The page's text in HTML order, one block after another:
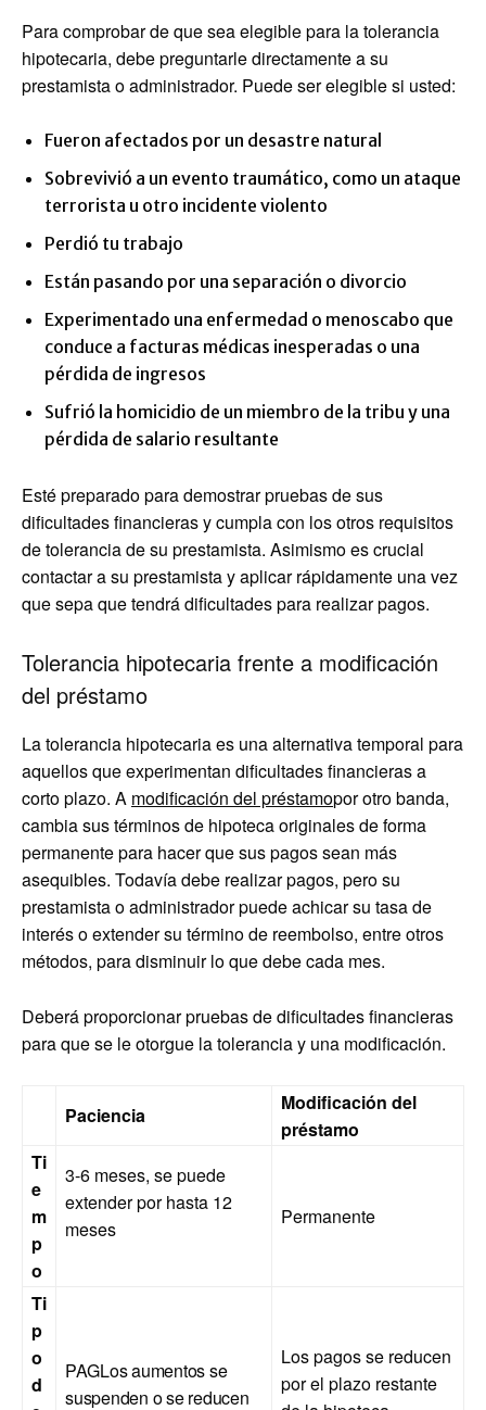
Para comprobar de que sea elegible para la tolerancia
hipotecaria, debe preguntarle directamente a su
prestamista o administrador. Puede ser elegible si usted:
Fueron afectados por un desastre natural
Sobrevivió a un evento traumático, como un ataque
terrorista u otro incidente violento
Perdió tu trabajo
Están pasando por una separación o divorcio
Experimentado una enfermedad o menoscabo que
conduce a facturas médicas inesperadas o una
pérdida de ingresos
Sufrió la homicidio de un miembro de la tribu y una
pérdida de salario resultante
Esté preparado para demostrar pruebas de sus
dificultades financieras y cumpla con los otros requisitos
de tolerancia de su prestamista. Asimismo es crucial
contactar a su prestamista y aplicar rápidamente una vez
que sepa que tendrá dificultades para realizar pagos.
Tolerancia hipotecaria frente a modificación
del préstamo
La tolerancia hipotecaria es una alternativa temporal para
aquellos que experimentan dificultades financieras a
corto plazo. A modificación del préstamopor otro banda,
cambia sus términos de hipoteca originales de forma
permanente para hacer que sus pagos sean más
asequibles. Todavía debe realizar pagos, pero su
prestamista o administrador puede achicar su tasa de
interés o extender su término de reembolso, entre otros
métodos, para disminuir lo que debe cada mes.
Deberá proporcionar pruebas de dificultades financieras
para que se le otorgue la tolerancia y una modificación.
Paciencia
Modificación del
préstamo
Ti
e
m
p
o
3-6 meses, se puede
extender por hasta 12
meses
Permanente
Ti
p
o
d
PAGLos aumentos se
suspenden o se reducen
Los pagos se reducen
por el plazo restante